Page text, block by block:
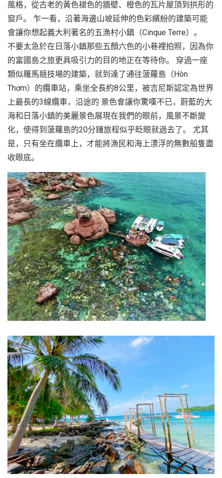
風格，從古老的黃色褪色的牆壁、橙色的瓦片屋頂到拱形的
窗戶。 乍一看，沿著海邊山坡延伸的色彩繽紛的建築可能
會讓你想起義大利著名的五漁村小鎮（Cinque Terre）。
不要太急於在日落小鎮那些五顏六色的小巷裡拍照，因為你
的富國島之旅更具吸引力的目的地正在等待你。 穿過一座
類似羅馬競技場的建築，就到達了通往菠蘿島（Hòn
Thơm）的纜車站，乘坐全長約8公里，被吉尼斯認定為世界
上最長的3線纜車，沿途的 景色會讓你驚嘆不已，蔚藍的大
海和日落小鎮的美麗景色展現在我們的眼前，風景不斷變
化，使得到菠蘿島的20分鐘旅程似乎眨眼就過去了。 尤其
是，只有坐在纜車上，才能將漁民和海上漂浮的無數船隻盡
收眼底。